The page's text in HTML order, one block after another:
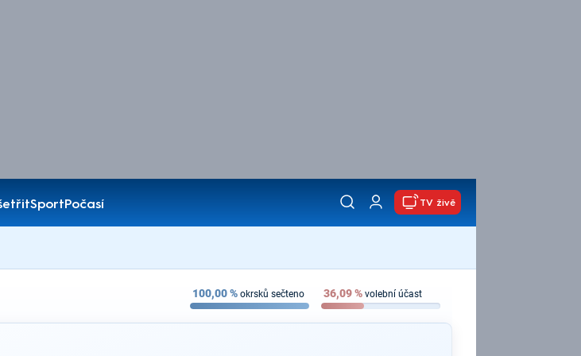
SportPočasí
TV živě
100,00% okrsků sečteno 36,09% volební účast